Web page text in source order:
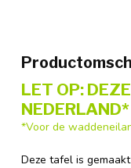
LET OP:
NEDERLAND*
*Voor de
Deze tafel is